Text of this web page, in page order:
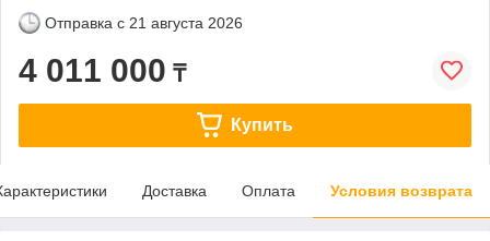
Отправка с 21 августа 2026
4 011 000 ₸
Купить
Доставка Оплата Условия возврата